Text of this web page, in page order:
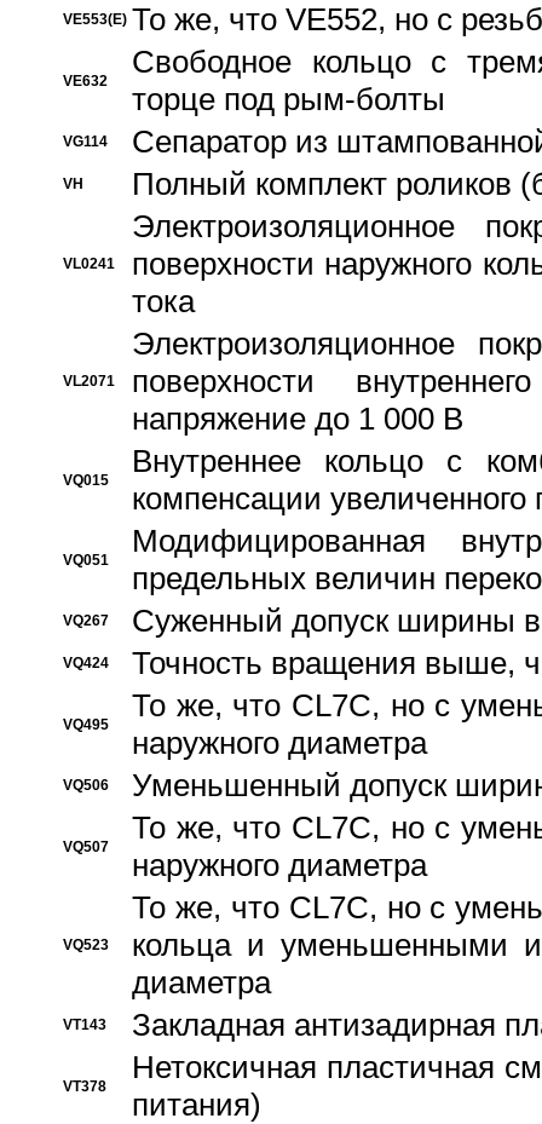
VE553(E) То же, что VE552, но с
VE632
Свободное кольцо с
торце под рым-болты
VG114 Сепаратор из
VH Полный комплект роликов
VL0241
Электроизоляционное
поверхности наружного
тока
VL2071
Электроизоляционное
поверхности
напряжение до 1 000 В
VQ015
Bнутреннее кольцо с
компенсации увеличенного
VQ051
Модифицированная
предельных величин
VQ267 Суженный допуск ширины
VQ424 Точность вращения выше,
VQ495
То же, что CL7C, но с
наружного диаметра
VQ506 Уменьшенный допуск
VQ507
То же, что CL7C, но с
наружного диаметра
VQ523
То же, что CL7C, но с
кольца и уменьшенными
диаметра
VT143 Закладная антизадирная
VT378
Нетоксичная пластичная
питания)